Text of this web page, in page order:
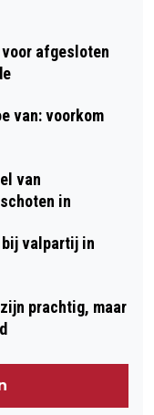
4 MEI
-
RAAD
afgesloten
van: voorkom
van
in
bij valpartij in
prachtig, maar